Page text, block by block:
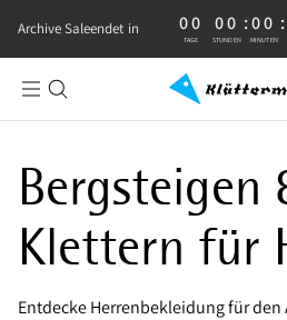
Archive Saleendet in
0 TAGE, 0 STUNDEN, 0 MINUTEN, 0
00
TAGE
00
STUNDEN
: 00
MINUTEN
:
Bergsteigen
Klettern für
Entdecke Herrenbekleidung für